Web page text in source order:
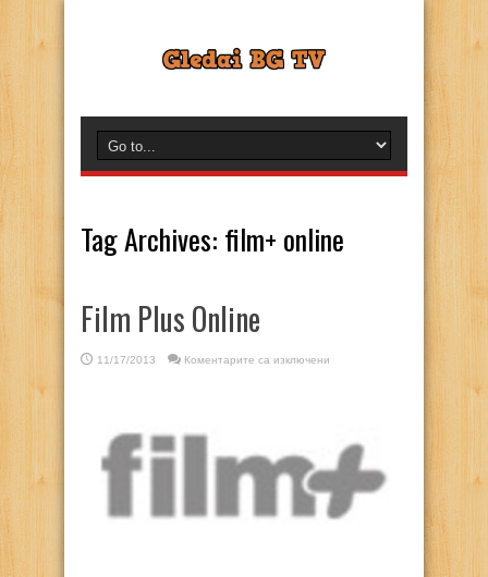
Tag Archives: film+ online
Film Plus Online
11/17/2013 Коментарите са изключени